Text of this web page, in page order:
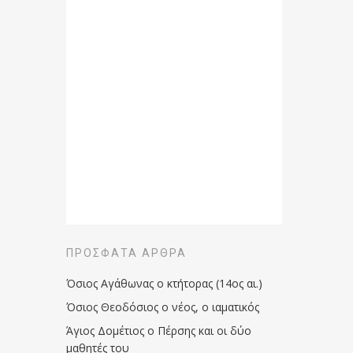
ΠΡΌΣΦΑΤΑ ΆΡΘΡΑ
Όσιος Αγάθωνας ο κτήτορας (14ος αι.)
Όσιος Θεοδόσιος ο νέος, ο ιαματικός
Άγιος Δομέτιος ο Πέρσης και οι δύο
μαθητές του